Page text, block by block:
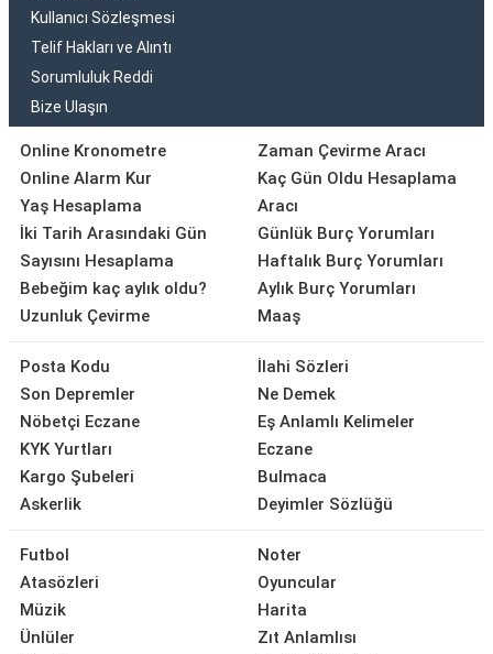
Kullanıcı Sözleşmesi
Telif Hakları ve Alıntı
Sorumluluk Reddi
Bize Ulaşın
Online Kronometre
Online Alarm Kur
Yaş Hesaplama
İki Tarih Arasındaki Gün
Sayısını Hesaplama
Bebeğim kaç aylık oldu?
Uzunluk Çevirme
Zaman Çevirme Aracı
Kaç Gün Oldu Hesaplama
Aracı
Günlük Burç Yorumları
Haftalık Burç Yorumları
Aylık Burç Yorumları
Maaş
Posta Kodu
Son Depremler
Nöbetçi Eczane
KYK Yurtları
Kargo Şubeleri
Askerlik
İlahi Sözleri
Ne Demek
Eş Anlamlı Kelimeler
Eczane
Bulmaca
Deyimler Sözlüğü
Futbol
Atasözleri
Müzik
Ünlüler
Noter
Oyuncular
Harita
Zıt Anlamlısı